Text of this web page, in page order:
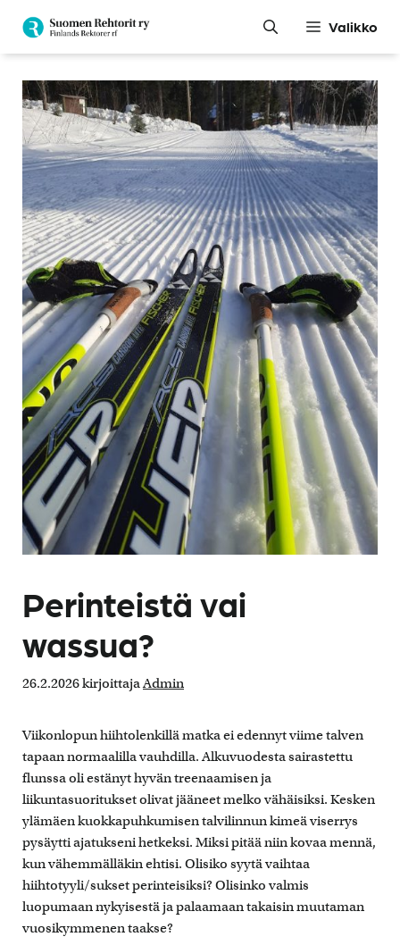
sisältöön
Valikko
Perinteistä vai
wassua?
26.2.2026kirjoittajaAdmin
Viikonlopun hiihtolenkillä matka ei edennyt viime talven
tapaan normaalilla vauhdilla. Alkuvuodesta sairastettu
flunssa oli estänyt hyvän treenaamisen ja
liikuntasuoritukset olivat jääneet melko vähäisiksi. Kesken
ylämäen kuokkapuhkumisen talvilinnun kimeä viserrys
pysäytti ajatukseni hetkeksi. Miksi pitää niin kovaa mennä,
kun vähemmälläkin ehtisi. Olisiko syytä vaihtaa
hiihtotyyli/sukset perinteisiksi? Olisinko valmis
luopumaan nykyisestä ja palaamaan takaisin muutaman
vuosikymmenen taakse?